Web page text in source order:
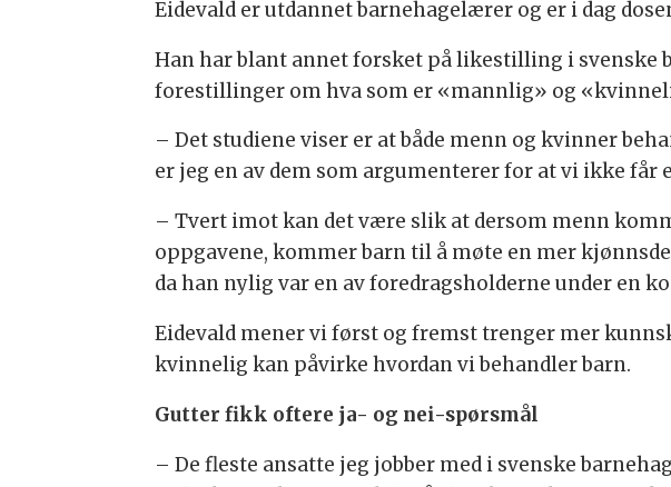
Eidevald er utdannet barnehagelærer og er i dag
Han har blant annet forsket på likestilling i svenske
forestillinger om hva som er «mannlig» og
– Det studiene viser er at både menn og kvinner
er jeg en av dem som argumenterer for at vi ikke
– Tvert imot kan det være slik at dersom menn
oppgavene, kommer barn til å møte en mer
da han nylig var en av foredragsholderne under en
Eidevald mener vi først og fremst trenger mer
kvinnelig kan påvirke hvordan vi behandler barn.
Gutter fikk oftere ja- og nei-spørsmål
– De fleste ansatte jeg jobber med i svenske